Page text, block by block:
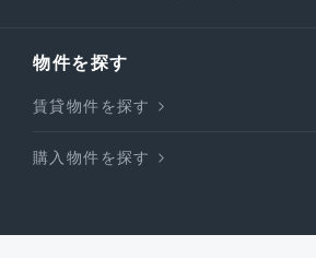
物件を探す
賃貸物件を探す
購入物件を探す